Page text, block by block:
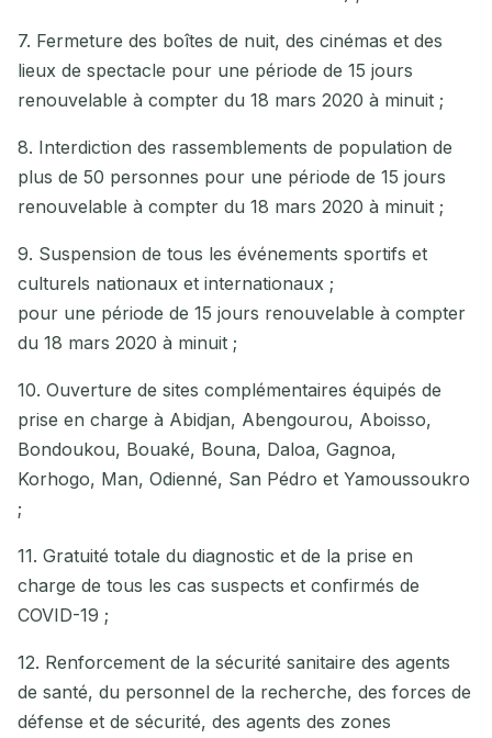
7. Fermeture des boîtes de nuit, des cinémas et des
lieux de spectacle pour une période de 15 jours
renouvelable à compter du 18 mars 2020 à minuit ;
8. Interdiction des rassemblements de population de
plus de 50 personnes pour une période de 15 jours
renouvelable à compter du 18 mars 2020 à minuit ;
9. Suspension de tous les événements sportifs et
culturels nationaux et internationaux ;
pour une période de 15 jours renouvelable à compter
du 18 mars 2020 à minuit ;
10. Ouverture de sites complémentaires équipés de
prise en charge à Abidjan, Abengourou, Aboisso,
Bondoukou, Bouaké, Bouna, Daloa, Gagnoa,
Korhogo, Man, Odienné, San Pédro et Yamoussoukro
;
11. Gratuité totale du diagnostic et de la prise en
charge de tous les cas suspects et confirmés de
COVID-19 ;
12. Renforcement de la sécurité sanitaire des agents
de santé, du personnel de la recherche, des forces de
défense et de sécurité, des agents des zones